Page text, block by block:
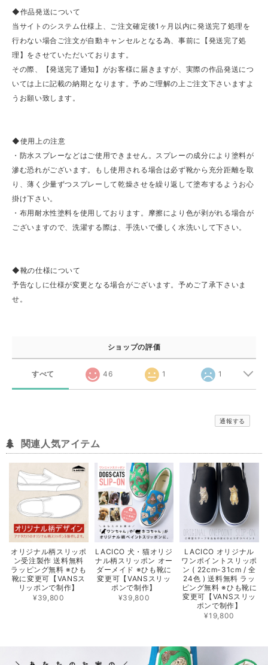
◆作品発送について
当サイトのシステム仕様上、ご注文確定後1ヶ月以内に発送完了処理を
行わない場合ご注文が自動キャンセルとなる為、事前に【発送完了処
理】をさせていただいております。
その際、【発送完了通知】がお客様に届きますが、実際の作品発送につ
いては上に記載の納期となります。予めご理解の上ご注文下さいますよ
うお願い致します。
◆使用上の注意
・防水スプレーなどはご使用できません。スプレーの成分により塗料が
滲む恐れがございます。もし使用される場合は必ず靴から充分距離を取
り、薄く少量ずつスプレーして乾燥させを繰り返して塗布するようお心
掛け下さい。
・布用耐水性塗料を使用しております。摩擦により色が剥がれる場合が
ございますので、洗濯する際は、手洗いで優しく水洗いして下さい。
◆靴の仕様について
予告なしに仕様が変更となる場合がございます。予めご了承下さいま
せ。
ショップの評価
すべて 46 1 1
通報する
関連人気アイテム
オリジナル柄スリッポ
ン受注製作 送料無料
ラッピング無料 ※ひも
靴に変更可【VANSス
リッポンで制作】
¥39,800
LACICO 犬・猫オリジ
ナル柄スリッポン オー
ダーメイド ※ひも靴に
変更可【VANSスリッ
ポンで制作】
¥39,800
LACICO オリジナル
ワンポイントスリッポ
ン ( 22cm-31cm / 全
24色 ) 送料無料 ラッ
ピング無料 ※ひも靴に
変更可【VANSスリッ
ポンで制作】
¥19,800